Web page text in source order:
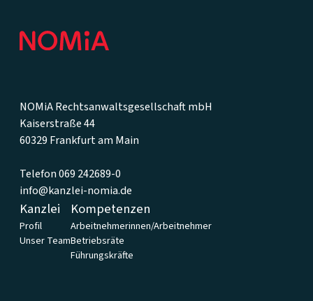
NOMiA Rechtsanwaltsgesellschaft mbH
Kaiserstraße 44
60329 Frankfurt am Main
Telefon 069 242689-0
info@kanzlei-nomia.de
Kanzlei
Profil
Unser Team
Kompetenzen
Arbeitnehmerinnen/Arbeitnehmer
Betriebsräte
Führungskräfte